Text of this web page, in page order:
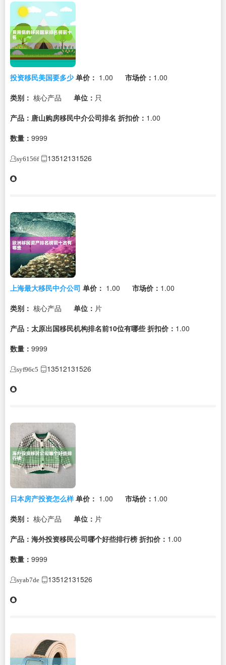
投资移民美国要多少 单价： 1.00 市场价： 1.00
类别： 核心产品 单位： 只
产品：唐山购房移民中介公司排名 折扣价： 1.00
数量： 9999
sy6156f 13512131526
上海最大移民中介公司 单价： 1.00 市场价： 1.00
类别： 核心产品 单位： 片
产品：太原出国移民机构排名前10位有哪些 折扣价： 1.00
数量： 9999
syf96c5 13512131526
日本房产投资怎么样 单价： 1.00 市场价： 1.00
类别： 核心产品 单位： 片
产品：海外投资移民公司哪个好些排行榜 折扣价： 1.00
数量： 9999
syab7de 13512131526